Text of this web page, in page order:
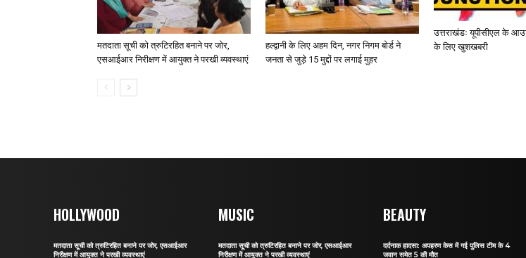
मतदाता सूची को त्रुटिरहित बनाने पर जोर,
एसआईआर निरीक्षण में आयुक्त ने परखी व्यवस्थाएं
हल्द्वानी के लिए अहम दिन, नगर निगम बोर्ड ने
जनता से जुड़े 15 मुद्दों पर लगाई मुहर
उत्तराखंडः यूपीसीएल के
के लिए खुशखबरी
HOLLYWOOD
मतदाता सूची को त्रुटिरहित बनाने पर जोर, एसआईआर
निरीक्षण में आयुक्त ने परखी व्यवस्थाएं
MUSIC
मतदाता सूची को त्रुटिरहित बनाने पर जोर, एसआईआर
निरीक्षण में आयुक्त ने परखी व्यवस्थाएं
BEAUTY
दर्दनाक हादसा: अपहरण केस में गई पुलिस टीम के 4
जवान समेत 5 की मौत